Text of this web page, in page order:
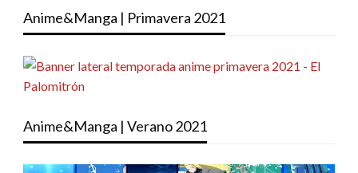
Anime&Manga | Primavera 2021
Anime&Manga | Verano 2021